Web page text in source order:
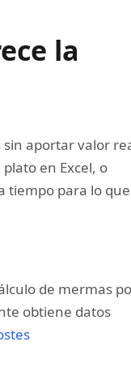
la
aportar valor
en Excel, o
tiempo para lo que
de mermas
obtiene datos